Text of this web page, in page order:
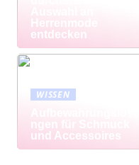
Herrenmode
entdecken
WISSEN
ngen für Schmuck
und Accessoires